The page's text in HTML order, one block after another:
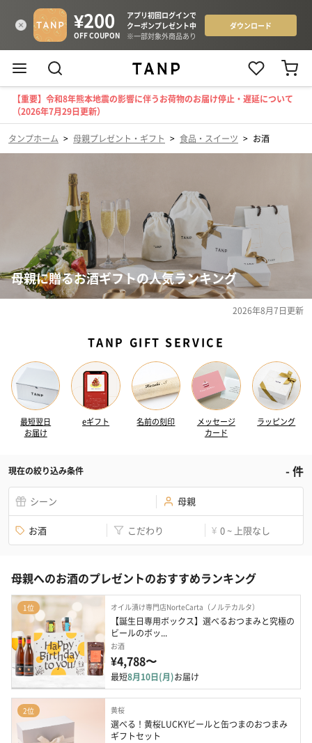
【重要】令和8年熊本地震の影響に伴うお荷物のお届け停止・遅延について
（2026年7月29日更新）
タンプホーム > 母親プレゼント・ギフト > 食品・スイーツ > お酒
母親に贈るお酒ギフトの人気ランキング
2026年8月7日更新
TANP GIFT SERVICE
最短翌日
お届け
eギフト 名前の刻印
メッセージ
カード
ラッピング
現在の絞り込み条件 -件
シーン 母親
お酒 こだわり ¥ 0 ~ 上限なし
母親へのお酒のプレゼントのおすすめランキング
1位 オイル漬け専門店NorteCarta（ノルテカルタ）
【誕生日専用ボックス】選べるおつまみと究極の
ビールのボッ...
お酒
¥4,788〜
最短8月10日(月)お届け
2位 黄桜
選べる！黄桜LUCKYビールと缶つまのおつまみ
ギフトセット